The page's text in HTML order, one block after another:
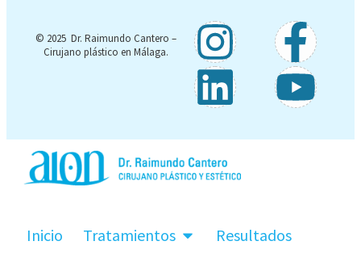
© 2025 Dr. Raimundo Cantero –
Cirujano plástico en Málaga.
Inicio Tratamientos Resultados